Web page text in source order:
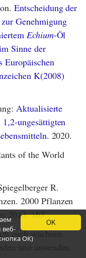
Entscheidung der
Genehmigung
Echium-Öl
Sinne der
Europäischen
K(2008)
Aktualisierte
ungesättigten
2020.
of the World
R.
2000 Pflanzen
2013: 163.
euch wachsen.
und anwenden.
OK
веб-
ОК)